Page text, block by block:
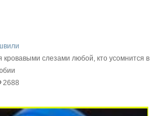
кровавыми слезами любой, кто усомнится в
2688